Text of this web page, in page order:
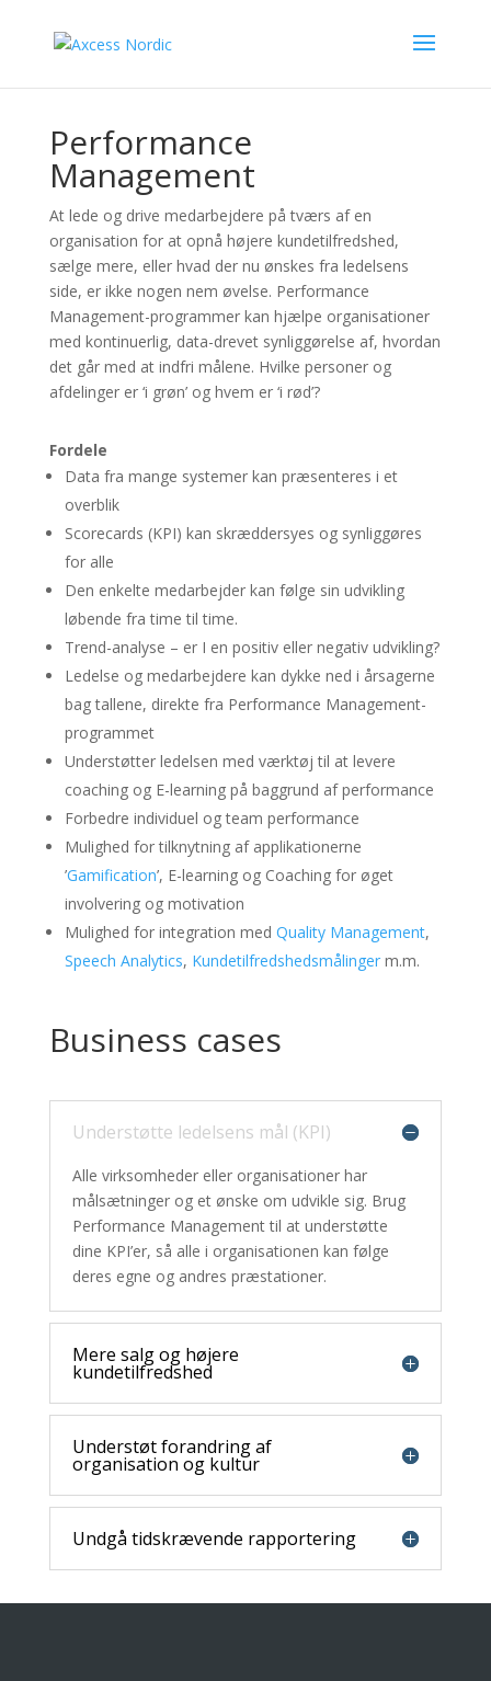
Performance
Management
At lede og drive medarbejdere på tværs af en
organisation for at opnå højere kundetilfredshed,
sælge mere, eller hvad der nu ønskes fra ledelsens
side, er ikke nogen nem øvelse. Performance
Management-programmer kan hjælpe organisationer
med kontinuerlig, data-drevet synliggørelse af, hvordan
det går med at indfri målene. Hvilke personer og
afdelinger er ‘i grøn’ og hvem er ‘i rød’?
Fordele
Data fra mange systemer kan præsenteres i et
overblik
Scorecards (KPI) kan skræddersyes og synliggøres
for alle
Den enkelte medarbejder kan følge sin udvikling
løbende fra time til time.
Trend-analyse – er I en positiv eller negativ udvikling?
Ledelse og medarbejdere kan dykke ned i årsagerne
bag tallene, direkte fra Performance Management-
programmet
Understøtter ledelsen med værktøj til at levere
coaching og E-learning på baggrund af performance
Forbedre individuel og team performance
Mulighed for tilknytning af applikationerne
’Gamification’, E-learning og Coaching for øget
involvering og motivation
Mulighed for integration med Quality Management,
Speech Analytics, Kundetilfredshedsmålingerm.m.
Business cases
Understøtte ledelsens mål (KPI)
Alle virksomheder eller organisationer har
målsætninger og et ønske om udvikle sig. Brug
Performance Management til at understøtte
dine KPI’er, så alle i organisationen kan følge
deres egne og andres præstationer.
Mere salg og højere
kundetilfredshed
Understøt forandring af
organisation og kultur
Undgå tidskrævende rapportering